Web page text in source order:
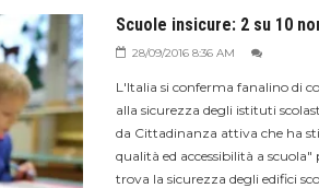
Scuole insicure: 2 su 10
28/09/2016 8:36 AM
L'Italia si conferma fanalino di
alla sicurezza degli istituti
da Cittadinanza attiva che ha
qualità ed accessibilità a
trova la sicurezza degli edifici